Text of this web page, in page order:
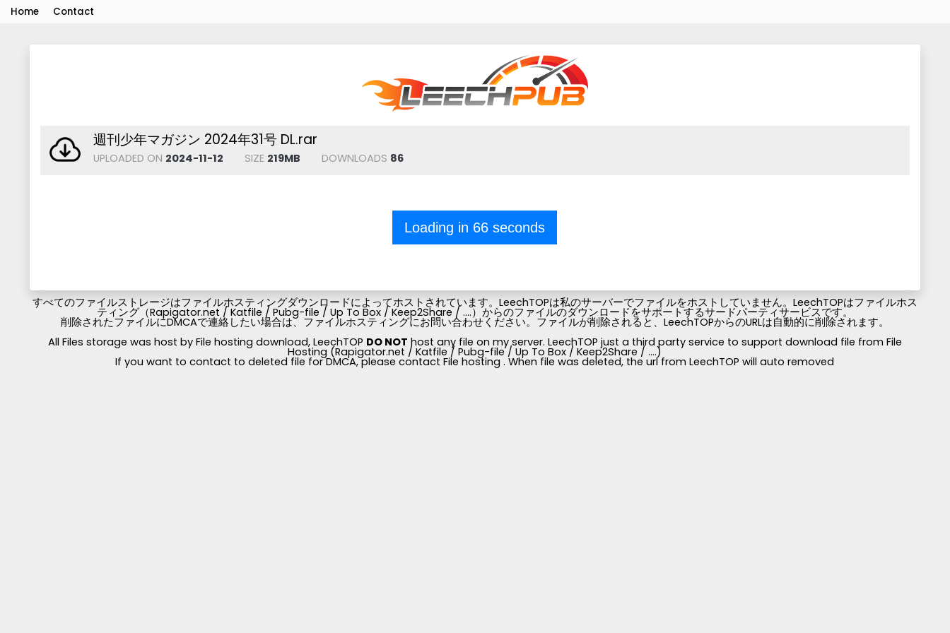
Home Contact
週刊少年マガジン 2024年31号 DL.rar
UPLOADED ON 2024-11-12 SIZE 219MB DOWNLOADS 86
Loading in 66 seconds
すべてのファイルストレージはファイルホスティングダウンロードによってホストされています。LeechTOPは私のサーバーでファイルをホストしていません。LeechTOPはファイルホス
ティング（Rapigator.net / Katfile / Pubg-file / Up To Box / Keep2Share / ....）からのファイルのダウンロードをサポートするサードパーティサービスです。
削除されたファイルにDMCAで連絡したい場合は、ファイルホスティングにお問い合わせください。ファイルが削除されると、LeechTOPからのURLは自動的に削除されます。
All Files storage was host by File hosting download, LeechTOP DO NOT host any file on my server. LeechTOP just a third party service to support download file from File
Hosting (Rapigator.net / Katfile / Pubg-file / Up To Box / Keep2Share / ....)
If you want to contact to deleted file for DMCA, please contact File hosting . When file was deleted, the url from LeechTOP will auto removed